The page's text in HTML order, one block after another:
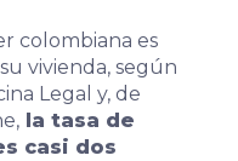
colombiana es
vivienda, según
Legal y, de
la tasa de
casi dos